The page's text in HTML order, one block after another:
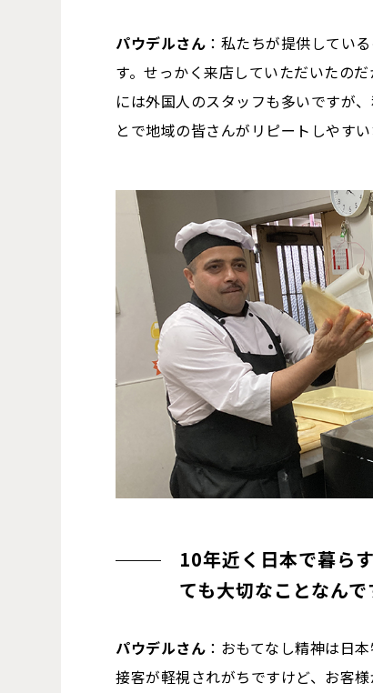
パウデルさん ：私たちが提供してい
す。せっかく来店していただいたの
には外国人のスタッフも多いですが
とで地域の皆さんがリピートしやす
10年近く日本で暮ら
ても大切なことなんで
パウデルさん ：おもてなし精神は日
接客が軽視されがちですけど、お客